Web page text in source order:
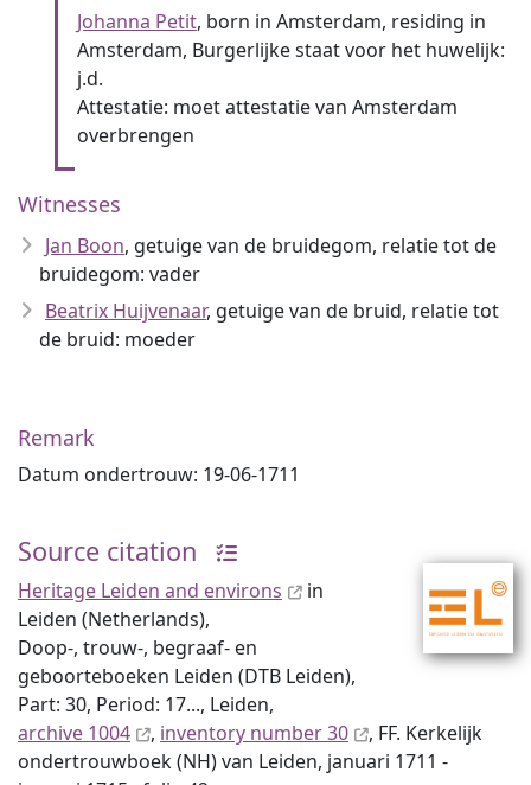
Johanna Petit, born in Amsterdam, residing in
Amsterdam, Burgerlijke staat voor het huwelijk:
j.d.
Attestatie: moet attestatie van Amsterdam
overbrengen
Witnesses
Jan Boon, getuige van de bruidegom, relatie tot de
bruidegom: vader
Beatrix Huijvenaar, getuige van de bruid, relatie tot
de bruid: moeder
Remark
Datum ondertrouw: 19-06-1711
Source citation
Heritage Leiden and environs
in
Leiden (Netherlands),
Doop-, trouw-, begraaf- en
geboorteboeken Leiden (DTB Leiden),
Part: 30, Period: 17..., Leiden,
archive 1004
, inventory number 30
, FF. Kerkelijk
ondertrouwboek (NH) van Leiden, januari 1711 -